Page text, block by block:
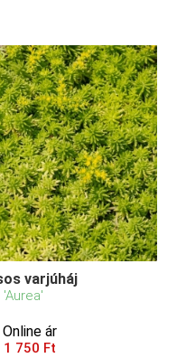
varjúháj
Online ár
1 750 Ft